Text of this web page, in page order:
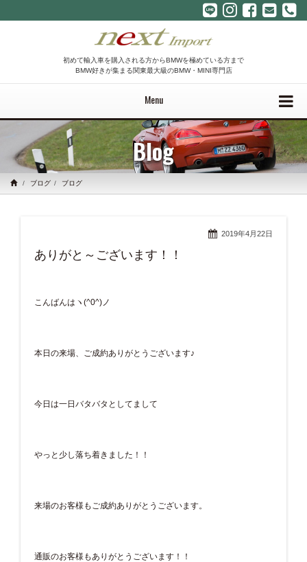
初めて輸入車を購入される方からBMWを極めている方まで
BMW好きが集まる関東最大級のBMW・MINI専門店
Menu
Blog
ブログ ブログ
2019年4月22日
ありがと～ございます！！
こんばんはヽ(^0^)ノ
本日の来場、ご成約ありがとうございます♪
今日は一日バタバタとしてまして
やっと少し落ち着きました！！
来場のお客様もご成約ありがとうございます。
通販のお客様もありがとうございます！！